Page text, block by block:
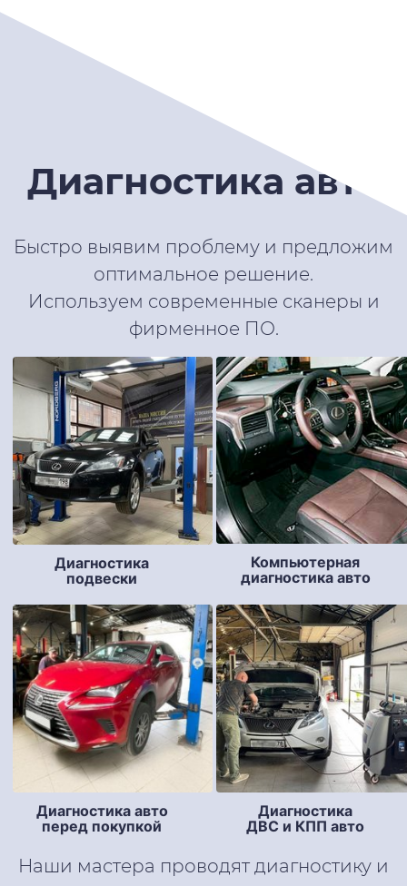
Диагностика авто
Быстро выявим проблему и предложим
оптимальное решение.
Используем современные сканеры и
фирменное ПО.
Диагностика
подвески
Компьютерная
диагностика авто
Диагностика авто
перед покупкой
Диагностика
ДВС и КПП авто
Наши мастера проводят диагностику и